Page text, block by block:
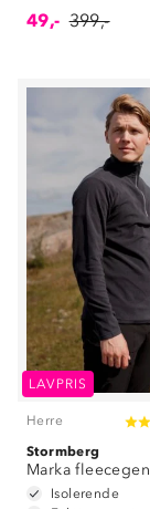
49,- 399,-
LAVPRIS
Herre
Stormberg
Marka
Isolerende